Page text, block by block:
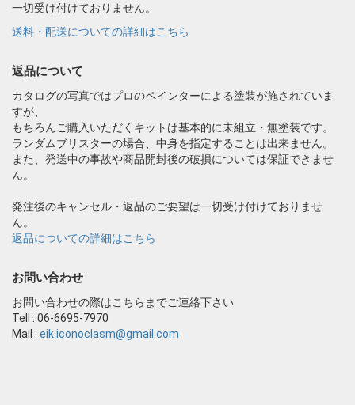
一切受け付けておりません。
送料・配送についての詳細はこちら
返品について
カタログの写真ではプロのペインターによる塗装が施されていま
すが、
もちろんご購入いただくキットは基本的に未組立・無塗装です。
ランダムブリスターの場合、中身を指定することは出来ません。
また、発送中の事故や商品開封後の破損については保証できませ
ん。
発注後のキャンセル・返品のご要望は一切受け付けておりませ
ん。
返品についての詳細はこちら
お問い合わせ
お問い合わせの際はこちらまでご連絡下さい
Tell : 06-6695-7970
Mail : eik.iconoclasm@gmail.com